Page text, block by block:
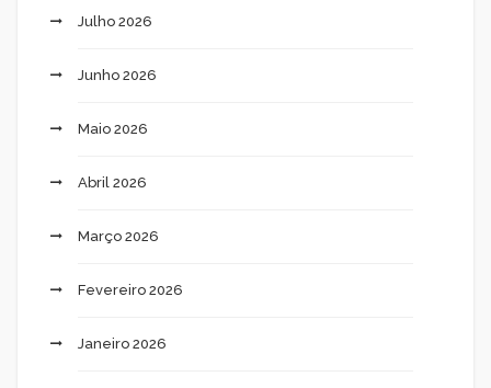
Julho 2026
Junho 2026
Maio 2026
Abril 2026
Março 2026
Fevereiro 2026
Janeiro 2026